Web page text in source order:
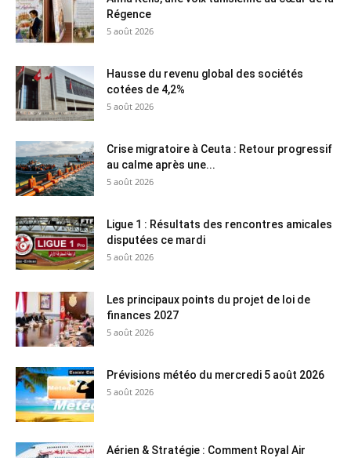
Régence
5 août 2026
Hausse du revenu global des sociétés
cotées de 4,2%
5 août 2026
Crise migratoire à Ceuta : Retour progressif
au calme après une...
5 août 2026
Ligue 1 : Résultats des rencontres amicales
disputées ce mardi
5 août 2026
Les principaux points du projet de loi de
finances 2027
5 août 2026
Prévisions météo du mercredi 5 août 2026
5 août 2026
Aérien & Stratégie : Comment Royal Air